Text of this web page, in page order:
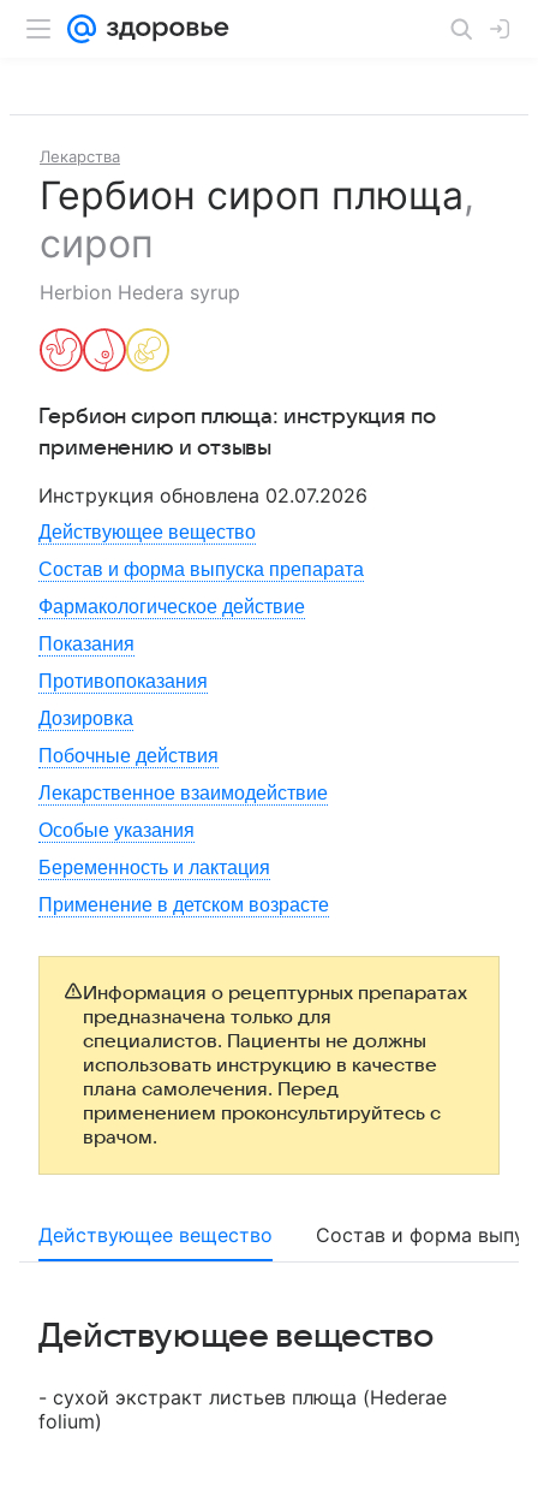
Лекарства
Гербион сироп плюща,
сироп
Herbion Hedera syrup
Гербион сироп плюща: инструкция по
применению и отзывы
Инструкция обновлена 02.07.2026
Действующее вещество
Состав и форма выпуска препарата
Фармакологическое действие
Показания
Противопоказания
Дозировка
Побочные действия
Лекарственное взаимодействие
Особые указания
Беременность и лактация
Применение в детском возрасте
Информация о рецептурных препаратах
предназначена только для
специалистов. Пациенты не должны
использовать инструкцию в качестве
плана самолечения. Перед
применением проконсультируйтесь с
врачом.
Действующее вещество Состав и форма
Действующее вещество
- сухой экстракт листьев плюща (Hederae
folium)